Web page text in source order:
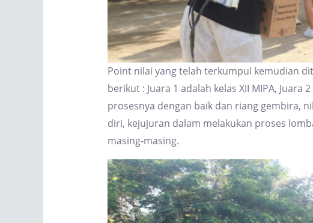
Point nilai yang telah terkumpul kemudian
berikut : Juara 1 adalah kelas XII MIPA, Juara
prosesnya dengan baik dan riang gembira,
diri, kejujuran dalam melakukan proses
masing-masing.